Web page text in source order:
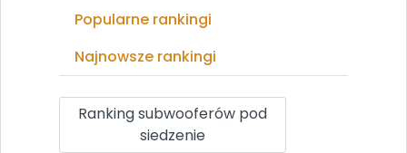
Popularne rankingi
Najnowsze rankingi
Ranking subwooferów pod
siedzenie